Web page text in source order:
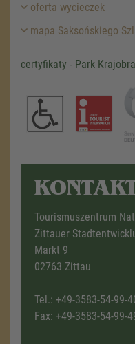
oferta wycieczek
mapa Saksońskiego
certyfikaty - Park
Tourismuszentrum
Zittauer
Markt 9
02763 Zittau
Tel.: +49-3583-54-99-
Fax: +49-3583-54-99-